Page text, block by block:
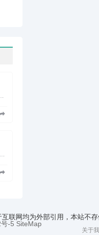
联网均为外部引用，本站不
-5 SiteMap
关于